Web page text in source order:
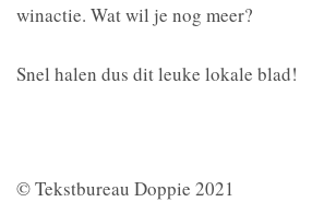
winactie. Wat wil je nog meer?
Snel halen dus dit leuke lokale blad!
© Tekstbureau Doppie 2021